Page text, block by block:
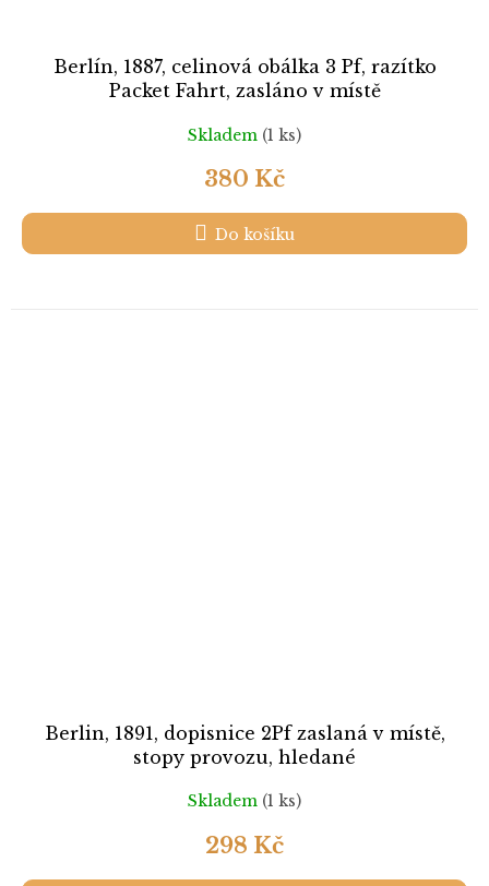
Berlín, 1887, celinová obálka 3 Pf, razítko
Packet Fahrt, zasláno v místě
Skladem (1 ks)
380 Kč
Do košíku
Berlin, 1891, dopisnice 2Pf zaslaná v místě,
stopy provozu, hledané
Skladem (1 ks)
298 Kč